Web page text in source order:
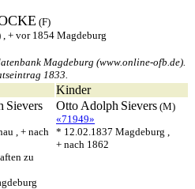
(F)
+ vor 1854 Magdeburg
Magdeburg (www.online-ofb.de).
1833.
Kinder
Sievers
, + nach
zu
Otto Adolph Sievers (M)
«71949»
* 12.02.1837 Magdeburg ,
+ nach 1862